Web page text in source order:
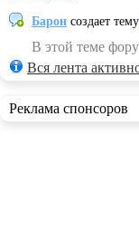
Барон создает тему
В этой теме
Вся лента
Реклама спонсоров